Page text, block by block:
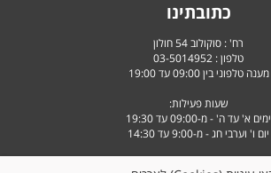
כתובתינו
רח' : סוקולוב 54 חולון
טלפון : 03-5014952
מענה טלפוני בין 09:00 עד 19:00
שעות פעילות:
ימים א' עד ה' - מ-09:00 עד 19:30
יום ו' וערבי חג - מ-9:00 עד 14:30